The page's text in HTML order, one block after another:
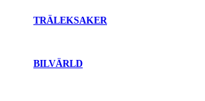
TRÄLEKSAKER
BILVÄRLD